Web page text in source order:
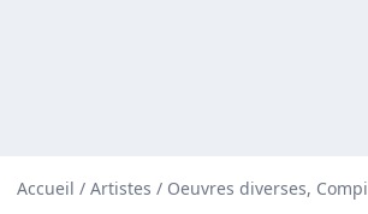
Accueil / Artistes / Oeuvres diverses,